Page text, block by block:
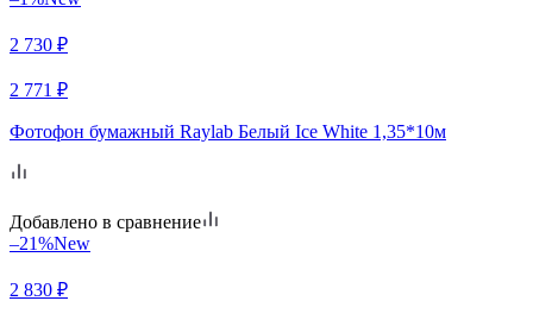
2 730 ₽
2 771 ₽
Фотофон бумажный Raylab Белый Ice White 1,35*10м
Добавлено в сравнение
–21%New
2 830 ₽